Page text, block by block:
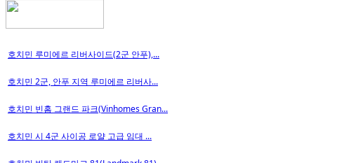
호치민 루미에르 리버사이드(2군 안푸),...
호치민 2군, 안푸 지역 루미에르 리버사...
호치민 빈홈 그랜드 파크(Vinhomes Gran...
호치민 시 4군 사이공 로얄 고급 임대 ...